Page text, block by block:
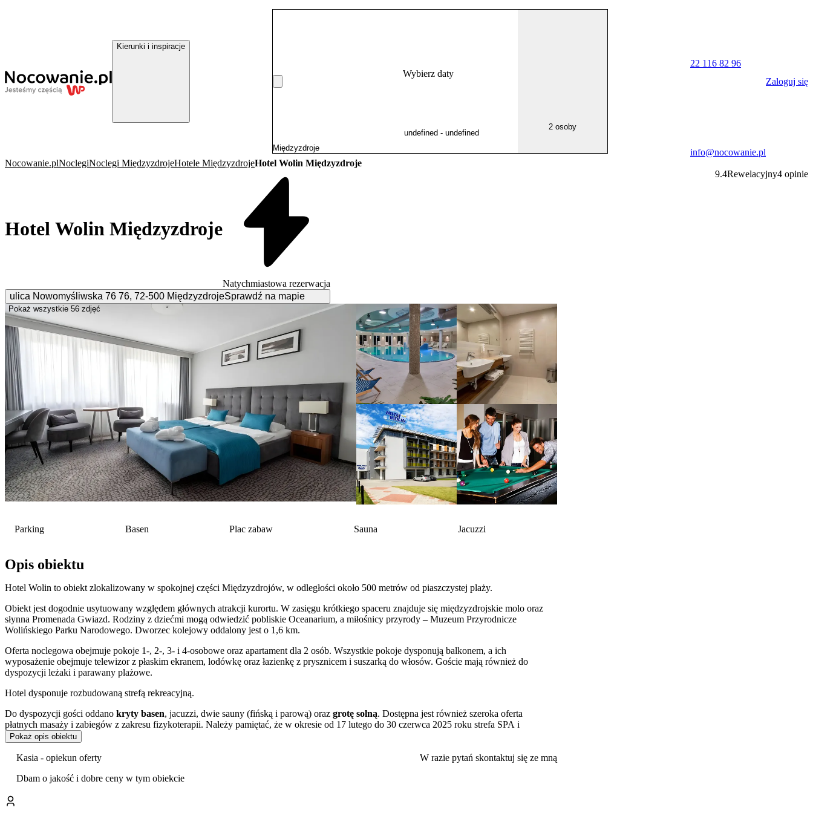
Kierunki i inspiracje
Wybierz daty
2 osoby
22 116 82 96
info@nocowanie.pl
Zaloguj się
Nocowanie.plNoclegiNoclegi MiędzyzdrojeHotele MiędzyzdrojeHotel Wolin Międzyzdroje
Hotel Wolin Międzyzdroje
Natychmiastowa rezerwacja
ulica Nowomyśliwska 76 76, 72-500 MiędzyzdrojeSprawdź na mapie
9.4Rewelacyjny4 opinie
Pokaż wszystkie 56 zdjęć
Parking Basen Plac zabaw Sauna Jacuzzi
Opis obiektu
Hotel Wolin to obiekt zlokalizowany w spokojnej części Międzyzdrojów, w odległości około 500 metrów od piaszczystej plaży.
Obiekt jest dogodnie usytuowany względem głównych atrakcji kurortu. W zasięgu krótkiego spaceru znajduje się międzyzdrojskie molo oraz
słynna Promenada Gwiazd. Rodziny z dziećmi mogą odwiedzić pobliskie Oceanarium, a miłośnicy przyrody – Muzeum Przyrodnicze
Wolińskiego Parku Narodowego. Dworzec kolejowy oddalony jest o 1,6 km.
Oferta noclegowa obejmuje pokoje 1-, 2-, 3- i 4-osobowe oraz apartament dla 2 osób. Wszystkie pokoje dysponują balkonem, a ich
wyposażenie obejmuje telewizor z płaskim ekranem, lodówkę oraz łazienkę z prysznicem i suszarką do włosów. Goście mają również do
dyspozycji leżaki i parawany plażowe.
Hotel dysponuje rozbudowaną strefą rekreacyjną.
Do dyspozycji gości oddano kryty basen, jacuzzi, dwie sauny (fińską i parową) oraz grotę solną. Dostępna jest również szeroka oferta
płatnych masaży i zabiegów z zakresu fizykoterapii. Należy pamiętać, że w okresie od 17 lutego do 30 czerwca 2025 roku strefa SPA i
rekreacyjna będą nieczynne z powodu prac modernizacyjnych.
Na terenie obiektu funkcjonuje
serwująca dania kuchni polskiej i europejskiej, a także kawiarnia. Wieczorami można skorzystać z
Goście w swoich ocenach szczególnie wysoko oceniają czystość obiektu oraz profesjonalizm personelu.
Pokaż opis obiektu
Kasia - opiekun oferty
Dbam o jakość i dobre ceny w tym obiekcie
W razie pytań skontaktuj się ze mną